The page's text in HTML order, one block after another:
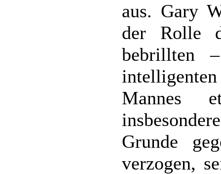
aus. Gary
der Rolle
bebrillten
Mannes
Grunde
verzogen,